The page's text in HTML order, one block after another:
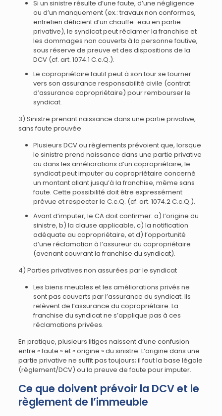
Si un sinistre résulte d’une faute, d’une négligence
ou d’un manquement (ex.: travaux non conformes,
entretien déficient d’un chauffe-eau en partie
privative), le syndicat peut réclamer la franchise et
les dommages non couverts à la personne fautive,
sous réserve de preuve et des dispositions de la
DCV (cf. art. 1074.1 C.c.Q.).
Le copropriétaire fautif peut à son tour se tourner
vers son assurance responsabilité civile (contrat
d’assurance copropriétaire) pour rembourser le
syndicat.
3) Sinistre prenant naissance dans une partie privative,
sans faute prouvée
Plusieurs DCV ou règlements prévoient que, lorsque
le sinistre prend naissance dans une partie privative
ou dans les améliorations d’un copropriétaire, le
syndicat peut imputer au copropriétaire concerné
un montant allant jusqu’à la franchise, même sans
faute. Cette possibilité doit être expressément
prévue et respecter le C.c.Q. (cf. art. 1074.2 C.c.Q.).
Avant d’imputer, le CA doit confirmer: a) l’origine du
sinistre, b) la clause applicable, c) la notification
adéquate au copropriétaire, et d) l’opportunité
d’une réclamation à l’assureur du copropriétaire
(avenant couvrant la franchise du syndicat).
4) Parties privatives non assurées par le syndicat
Les biens meubles et les améliorations privés ne
sont pas couverts par l’assurance du syndicat. Ils
relèvent de l’assurance du copropriétaire. La
franchise du syndicat ne s’applique pas à ces
réclamations privées.
En pratique, plusieurs litiges naissent d’une confusion
entre « faute » et « origine » du sinistre. L’origine dans une
partie privative ne suffit pas toujours; il faut la base légale
(règlement/DCV) ou la preuve de faute pour imputer.
Ce que doivent prévoir la DCV et le
règlement de l’immeuble